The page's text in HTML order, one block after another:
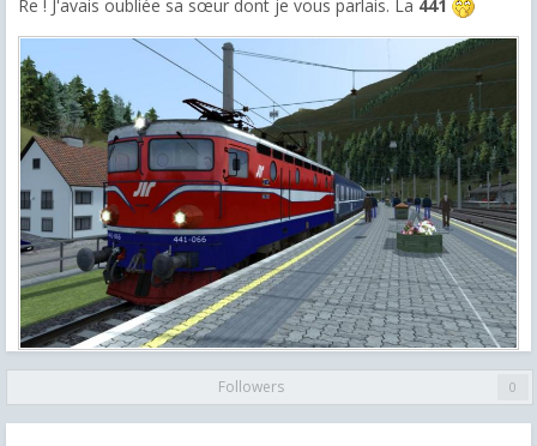
Re ! J'avais oubliée sa sœur dont je vous parlais. La 441
Followers 0